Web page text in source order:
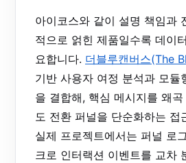
아이코스와 같이 설명 책임과
적으로 얽힌 제품일수록 데이
요합니다. 더블루캔버스(The
기반 사용자 여정 분석과 모듈
을 결합해, 핵심 메시지를 왜
도 전환 퍼널을 단순화하는 접
실제 프로젝트에서는 퍼널 로
크로 인터랙션 이벤트를 교차